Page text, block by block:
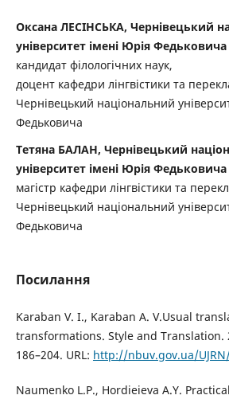
Оксана ЛЕСІНСЬКА, Чернівецький
університет імені Юрія Федьковича
кандидат філологічних наук,
доцент кафедри лінгвістики та
Чернівецький національний
Федьковича
Тетяна БАЛАН, Чернівецький
університет імені Юрія Федьковича
магістр кафедри лінгвістики та
Чернівецький національний
Федьковича
Посилання
Karaban V. I., Karaban A. V.Usual
transformations. Style and Translation.
186–204. URL: http://nbuv.gov.ua/UJRN/
Naumenko L.P., Hordieieva A.Y.